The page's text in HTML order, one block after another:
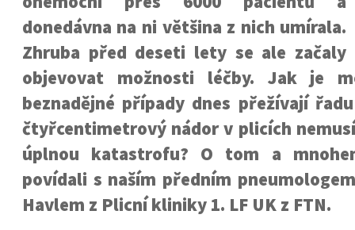
donedávna na ni většina z nich umírala.
Zhruba před deseti lety se ale začaly
objevovat možnosti léčby. Jak je
beznadějné případy dnes přežívají
čtyřcentimetrový nádor v plicích
úplnou katastrofu? O tom a
povídali s naším předním
Havlem z Plicní kliniky 1. LF UK z FTN.